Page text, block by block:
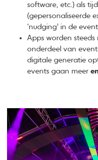
software, etc.) als
(gepersonaliseerde
‘nudging’ in de
Apps worden steeds
onderdeel van
digitale generatie
events gaan meer